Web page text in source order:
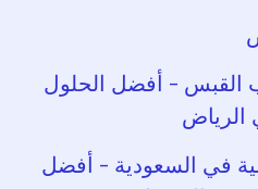
القبس – أفضل الحلول
الرياض
في السعودية – أفضل